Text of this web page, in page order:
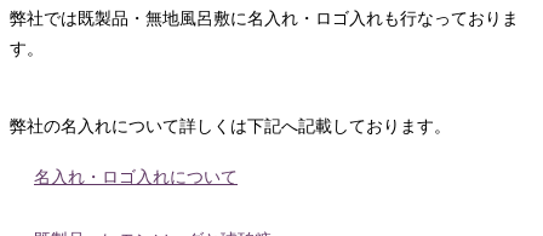
弊社では既製品・無地風呂敷に名入れ・ロゴ入れも行なっておりま
す。
弊社の名入れについて詳しくは下記へ記載しております。
名入れ・ロゴ入れについて